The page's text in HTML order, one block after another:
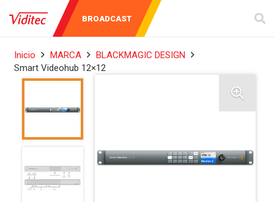
AUDIO Y
VIDEO
BROADCAST
INSTRUMENTOS
DE MEDICIÓN
Inicio MARCA
BLACKMAGIC DESIGN
Smart Videohub 12×12